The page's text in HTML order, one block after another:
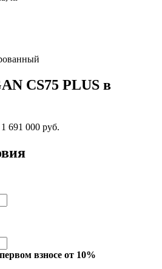
CS75 PLUS в
1 691 000 руб.
взносе от 10%